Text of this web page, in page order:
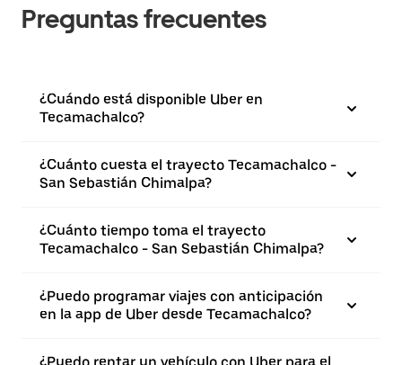
Preguntas frecuentes
¿Cuándo está disponible Uber en
Tecamachalco?
¿Cuánto cuesta el trayecto Tecamachalco -
San Sebastián Chimalpa?
¿Cuánto tiempo toma el trayecto
Tecamachalco - San Sebastián Chimalpa?
¿Puedo programar viajes con anticipación
en la app de Uber desde Tecamachalco?